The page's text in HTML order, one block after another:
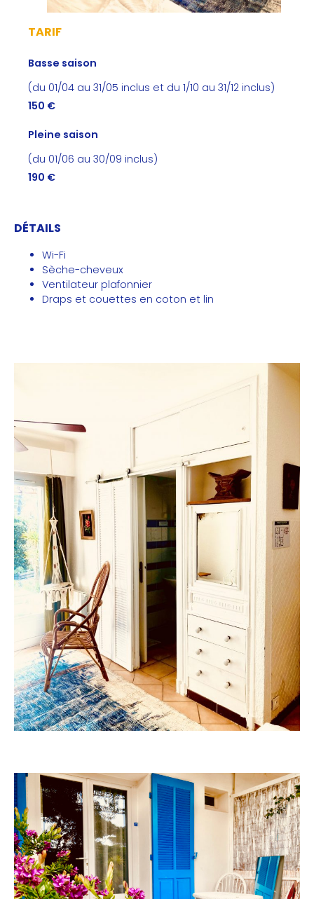
TARIF
Basse saison
(du 01/04 au 31/05 inclus et du 1/10 au 31/12 inclus)
150 €
Pleine saison
(du 01/06 au 30/09 inclus)
190 €
DÉTAILS
Wi-Fi
Sèche-cheveux
Ventilateur plafonnier
Draps et couettes en coton et lin